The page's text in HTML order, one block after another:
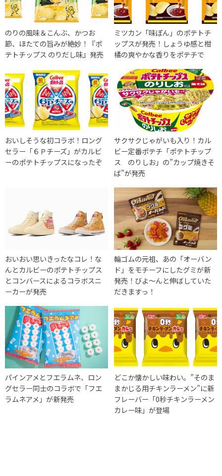
のりの風味＆こんぶ、かつお
節、ほたての旨みが絶妙！『ポ
テトチップス のりだし味』発売
ミツカン「味ぽん」のポテトチ
ップスが発売！しょうゆ感と柑
橘の爽やかな香りをポテチで
おいしそうな初コラボ！ロング
セラー「６Ｐチーズ」がカルビ
ーのポテトチップスになったぞ
サクサクじゃがいも入り！カル
ビー定番ポテチ「ポテトチップ
ス のりしお」の”カップ焼きそ
ば”が発売
おいおい思いきったなコレ！な
んとカルビーのポテトチップス
とコンバースによるコラボスニ
ーカーが発売
輪ゴムの元祖、あの「オーバン
ド」をモチーフにしたグミが新
発売！びよ～んと伸ばしていた
だきますっ！
パインアメとフエラムネ、ロン
グセラー同士のコラボで「フエ
ラムネアメ」が新発売
どこか懐かしい味わい。”そのま
まかじる用チキンラーメン”に新
フレーバー「0秒チキンラーメン
カレー味」が登場